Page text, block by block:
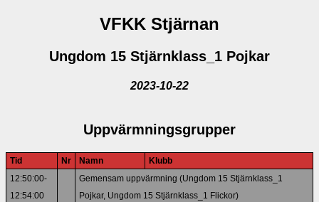
VFKK Stjärnan
Ungdom 15 Stjärnklass_1 Pojkar
2023-10-22
Uppvärmningsgrupper
Tid Nr Namn
Klubb
12:50:00-
12:54:00
Gemensam uppvärmning (Ungdom 15 Stjärnklass_1
Pojkar, Ungdom 15 Stjärnklass_1 Flickor)